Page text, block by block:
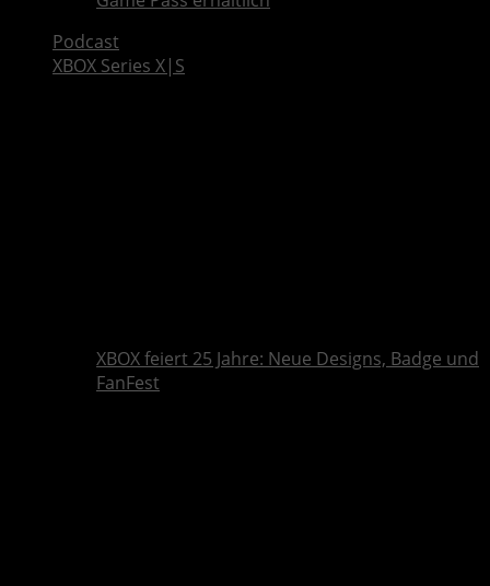
Podcast
XBOX Series X|S
XBOX feiert 25 Jahre: Neue Designs, Badge und
FanFest